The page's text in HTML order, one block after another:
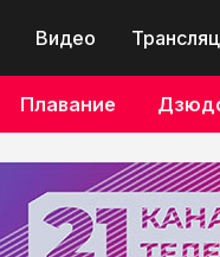
Видео
Плавание